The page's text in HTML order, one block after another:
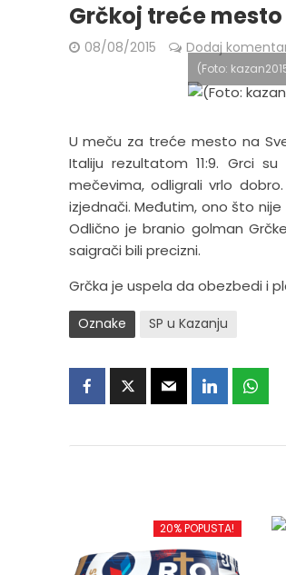
Grčkoj treće mesto
08/08/2015 Dodaj
(Foto:
U meču za treće mesto na
Italiju rezultatom 11:9. Grci
mečevima, odligrali vrlo
izjednači. Međutim, ono što
Odlično je branio golman
saigrači bili precizni.
Grčka je uspela da obezbedi i
Oznake SP u Kazanju
20% POPUSTA!